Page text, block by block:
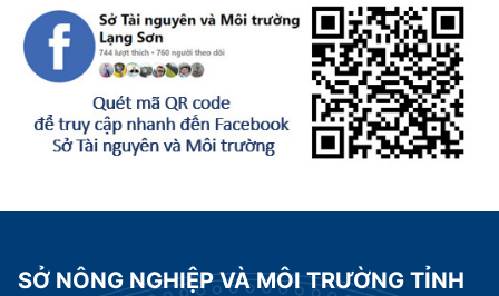
SỞ NÔNG NGHIỆP VÀ MÔI TRƯỜNG TỈNH